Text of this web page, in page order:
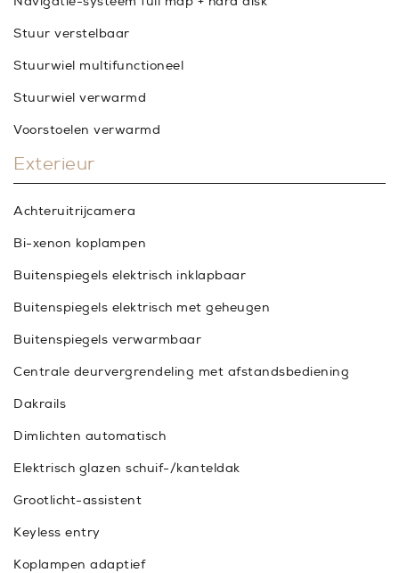
Stuur verstelbaar
Stuurwiel multifunctioneel
Stuurwiel verwarmd
Voorstoelen verwarmd
Exterieur
Achteruitrijcamera
Bi-xenon koplampen
Buitenspiegels elektrisch inklapbaar
Buitenspiegels elektrisch met geheugen
Buitenspiegels verwarmbaar
Centrale deurvergrendeling met afstandsbediening
Dakrails
Dimlichten automatisch
Elektrisch glazen schuif-/kanteldak
Grootlicht-assistent
Keyless entry
Koplampen adaptief